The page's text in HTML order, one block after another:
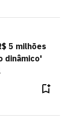
5 milhões
dinâmico'